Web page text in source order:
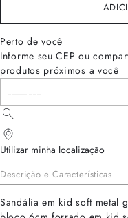
Perto de você
Informe seu CEP ou
produtos próximos a você
Utilizar minha localização
Descrição e Características
Sandália em kid soft metal